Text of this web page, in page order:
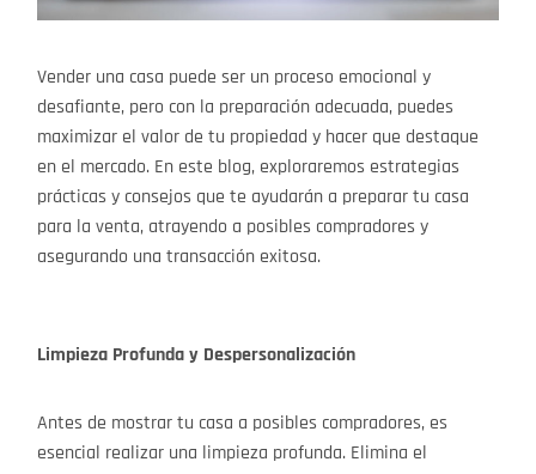
Vender una casa puede ser un proceso emocional y
desafiante, pero con la preparación adecuada, puedes
maximizar el valor de tu propiedad y hacer que destaque
en el mercado. En este blog, exploraremos estrategias
prácticas y consejos que te ayudarán a preparar tu casa
para la venta, atrayendo a posibles compradores y
asegurando una transacción exitosa.
Limpieza Profunda y Despersonalización
Antes de mostrar tu casa a posibles compradores, es
esencial realizar una limpieza profunda. Elimina el